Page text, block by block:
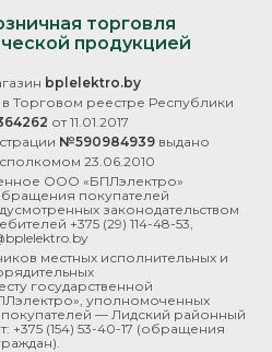
торговля
продукцией
bplelektro.by
Торговом реестре Республики
от 11.01.2017
№590984939выдано
23.06.2010
ООО «БПЛэлектро»
покупателей
законодательством
+375 (29) 114-48-53
местных исполнительных и
государственной
уполномоченных
— Лидский районный
+375 (154) 53-40-17 (обращения